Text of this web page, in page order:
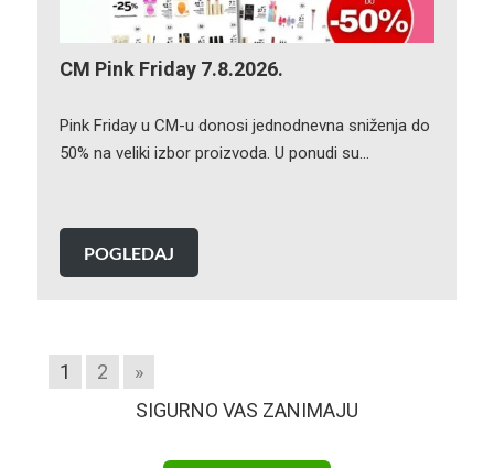
CM Pink Friday 7.8.2026.
Pink Friday u CM-u donosi jednodnevna sniženja do
50% na veliki izbor proizvoda. U ponudi su…
POGLEDAJ
1 2
»
SIGURNO VAS ZANIMAJU